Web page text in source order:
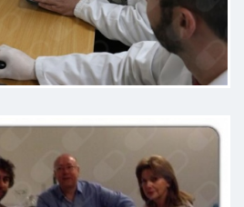
con proceso
en todo el